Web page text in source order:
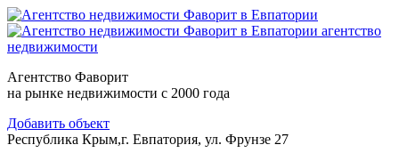
агентство
недвижимости
Агентство Фаворит
на рынке недвижимости с 2000 года
Добавить объект
Республика Крым,г. Евпатория, ул. Фрунзе 27